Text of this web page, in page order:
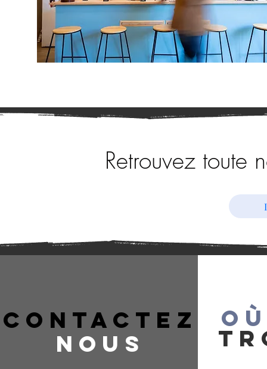
Retrouvez toute
CONTACTEZ
NOUS